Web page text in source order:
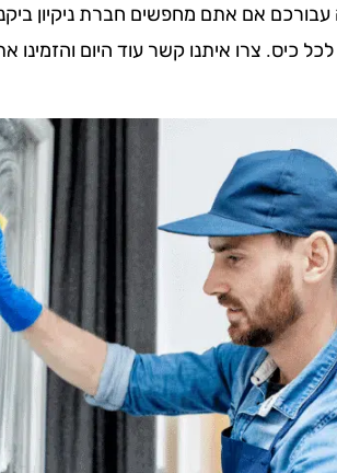
אם אתם מחפשים חברת ניקיון
לכל כיס. צרו איתנו קשר עוד היום והזמינו